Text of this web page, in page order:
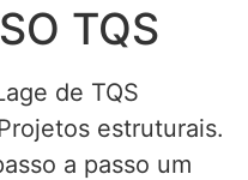
TQS
de TQS
estruturais.
a passo um